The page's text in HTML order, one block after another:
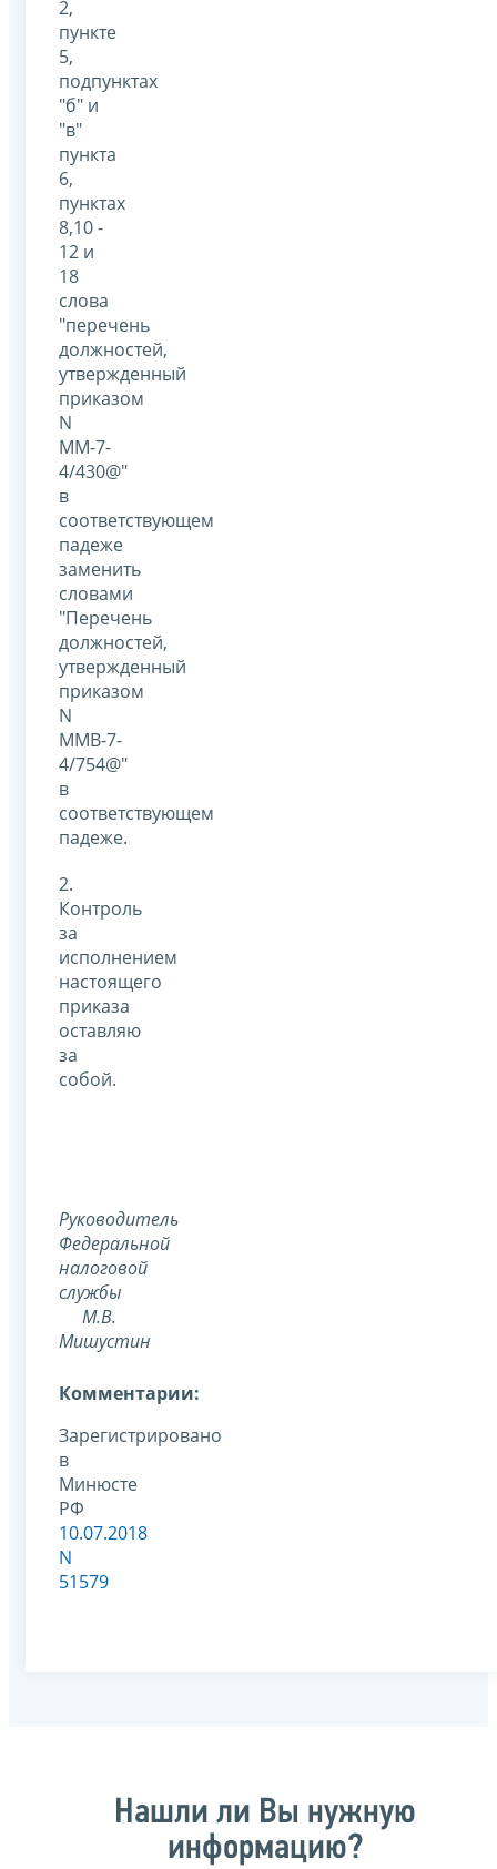
2,
пункте
5,
подпунктах
"б" и
"в"
пункта
6,
пунктах
8,10 -
12 и
18
слова
"перечень
должностей,
утвержденный
приказом
N
ММ-7-
4/430@"
в
соответствующем
падеже
заменить
словами
"Перечень
должностей,
утвержденный
приказом
N
ММВ-7-
4/754@"
в
соответствующем
падеже.
2.
Контроль
за
исполнением
настоящего
приказа
оставляю
за
собой.
Руководитель
Федеральной
налоговой
службы
М.В.
Мишустин
Комментарии:
Зарегистрировано
в
Минюсте
РФ
10.07.2018
N
51579
Нашли ли Вы нужную
информацию?